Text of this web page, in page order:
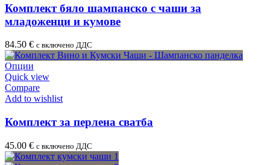
Комплект бяло шампанско с чаши за
младоженци и кумове
84.50 € с включено ДДС
Опции
Quick view
Compare
Add to wishlist
Комплект за перлена сватба
45.00 € с включено ДДС